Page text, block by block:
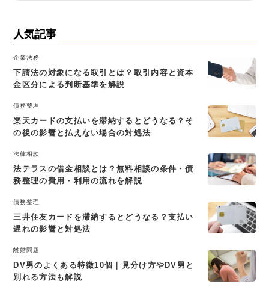
人気記事
企業法務
下請法の対象になる取引とは？取引内容と資本
金区分による判断基準を解説
債務整理
楽天カードの支払いを滞納するとどうなる？そ
の後の影響と払えない場合の対処法
法律相談
法テラスの借金相談とは？無料相談の条件・債
務整理の費用・利用の流れを解説
債務整理
三井住友カードを滞納するとどうなる？支払い
遅れの影響と対処法
離婚問題
DV男のよくある特徴10個｜見分け方やDV男と
別れる方法も解説